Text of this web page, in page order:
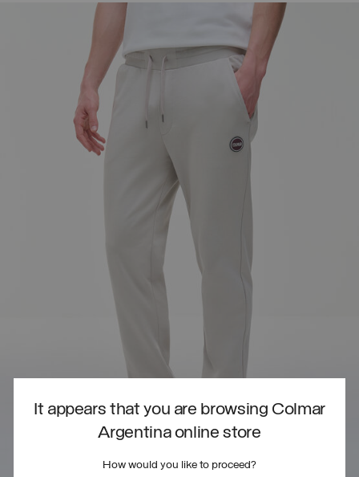
It appears that you are browsing Colmar
Argentina online store
How would you like to proceed?